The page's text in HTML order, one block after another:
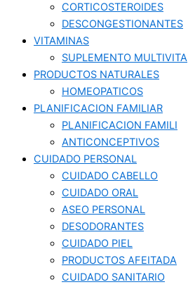
CORTICOSTEROIDES
DESCONGESTIONANTES
VITAMINAS
SUPLEMENTO MULTIVITA
PRODUCTOS NATURALES
HOMEOPATICOS
PLANIFICACION FAMILIAR
PLANIFICACION FAMILI
ANTICONCEPTIVOS
CUIDADO PERSONAL
CUIDADO CABELLO
CUIDADO ORAL
ASEO PERSONAL
DESODORANTES
CUIDADO PIEL
PRODUCTOS AFEITADA
CUIDADO SANITARIO